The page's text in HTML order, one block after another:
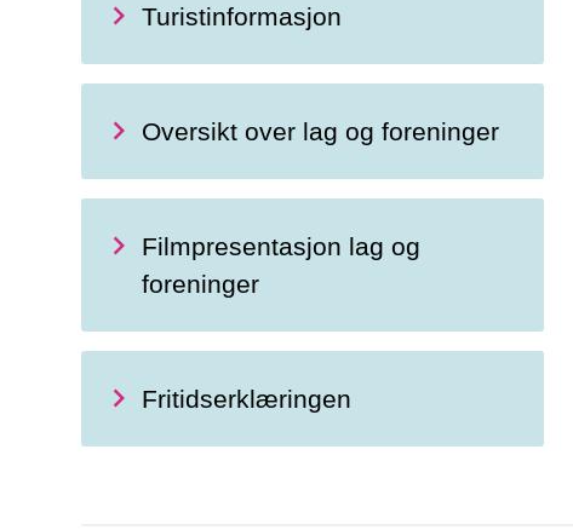
Turistinformasjon
Oversikt over lag og foreninger
Filmpresentasjon lag og
foreninger
Fritidserklæringen